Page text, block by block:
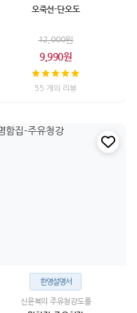
오죽선-단오도
12,000원
9,990원
55 개의 리뷰
한영설명서
신윤복의 주유청강도를